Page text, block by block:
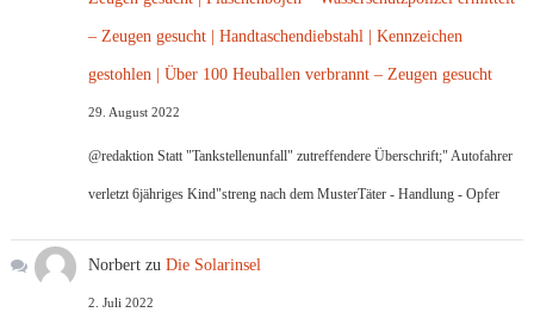
– Zeugen gesucht | Handtaschendiebstahl | Kennzeichen
gestohlen | Über 100 Heuballen verbrannt – Zeugen gesucht
29. August 2022
@redaktion Statt "Tankstellenunfall" zutreffendere Überschrift;" Autofahrer
verletzt 6jähriges Kind"streng nach dem MusterTäter - Handlung - Opfer
Norbert zuDie Solarinsel
2. Juli 2022